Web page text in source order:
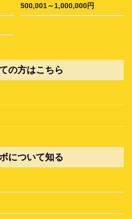
500,001～1,000,000円
の方はこちら
について知る